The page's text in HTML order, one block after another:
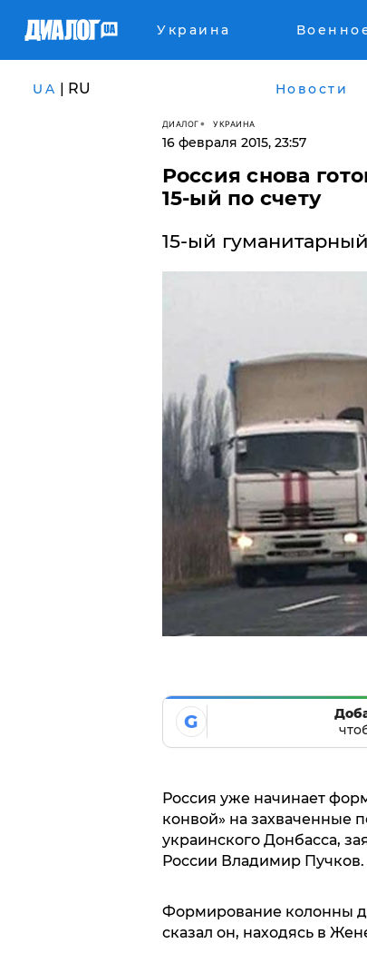
Украина
UA | RU Новости
ДИАЛОГ УКРАИНА
16 февраля 2015, 23:57
Россия снова
15-ый по счету
15-ый
G
Россия уже начинает
конвой» на захваченные
украинского Донбасса,
России Владимир Пучков.
Формирование колонны
сказал он, находясь в